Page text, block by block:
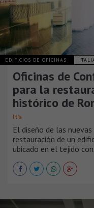
EDIFICIOS DE OFICINAS
Oficinas de
para la
histórico de
It’s
El diseño de las
restauración de un
ubicado en el tejido